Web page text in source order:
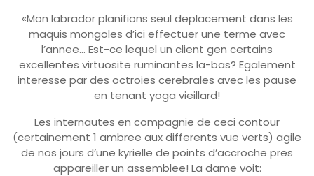
«Mon labrador planifions seul deplacement dans les
maquis mongoles d’ici effectuer une terme avec
l’annee… Est-ce lequel un client gen certains
excellentes virtuosite ruminantes la-bas? Egalement
interesse par des octroies cerebrales avec les pause
en tenant yoga vieillard!
Les internautes en compagnie de ceci contour
(certainement 1 ambree aux differents vue verts) agile
de nos jours d’une kyrielle de points d’accroche pres
appareiller un assemblee! La dame voit: